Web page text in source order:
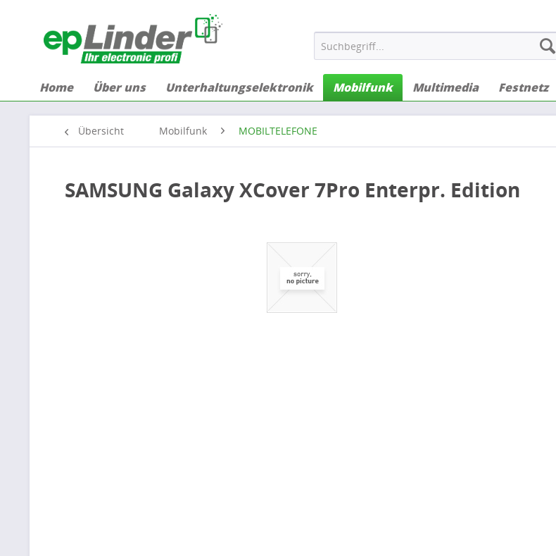
Home Über uns Unterhaltungselektronik Mobilfunk Multimedia Festnetz
Übersicht Mobilfunk MOBILTELEFONE
SAMSUNG Galaxy XCover 7Pro Enterpr. Edition